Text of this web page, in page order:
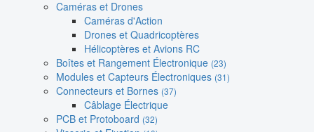
Caméras et Drones
Caméras d'Action
Drones et Quadricoptères
Hélicoptères et Avions RC
Boîtes et Rangement Électronique (23)
Modules et Capteurs Électroniques (31)
Connecteurs et Bornes (37)
Câblage Électrique
PCB et Protoboard (32)